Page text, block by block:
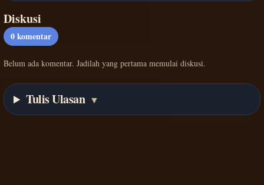
Diskusi
0komentar
Belum ada komentar. Jadilah yang pertama memulai diskusi.
Tulis Ulasan ▼